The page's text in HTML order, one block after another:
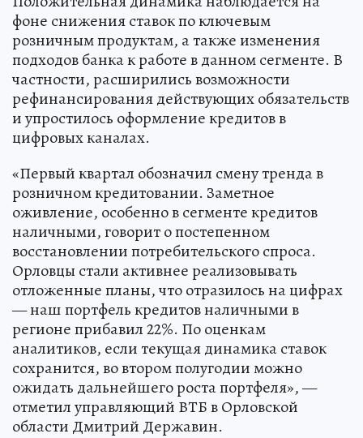
фоне снижения ставок по ключевым
розничным продуктам, а также изменения
подходов банка к работе в данном сегменте. В
частности, расширились возможности
рефинансирования действующих обязательств
и упростилось оформление кредитов в
цифровых каналах.
«Первый квартал обозначил смену тренда в
розничном кредитовании. Заметное
оживление, особенно в сегменте кредитов
наличными, говорит о постепенном
восстановлении потребительского спроса.
Орловцы стали активнее реализовывать
отложенные планы, что отразилось на цифрах
— наш портфель кредитов наличными в
регионе прибавил 22%. По оценкам
аналитиков, если текущая динамика ставок
сохранится, во втором полугодии можно
ожидать дальнейшего роста портфеля», —
отметил управляющий ВТБ в Орловской
области Дмитрий Державин.